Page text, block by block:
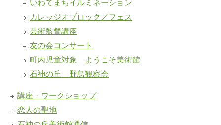
カレッジオブロック／フェス
芸術監督講座
友の会コンサート
町内児童対象 ようこそ美術館
石神の丘 野鳥観察会
講座・ワークショップ
恋人の聖地